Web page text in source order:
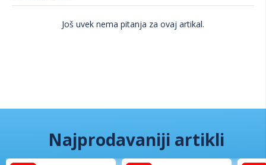
Još uvek nema pitanja za ovaj artikal.
Najprodavaniji artikli